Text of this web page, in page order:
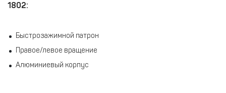
1802:
Быстрозажимной патрон
Правое/левое вращение
Алюминиевый корпус